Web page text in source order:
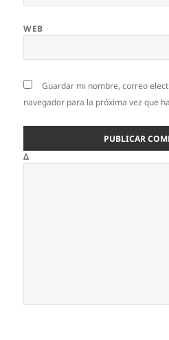
WEB
Guardar mi nombre, correo
navegador para la próxima vez que
Δ